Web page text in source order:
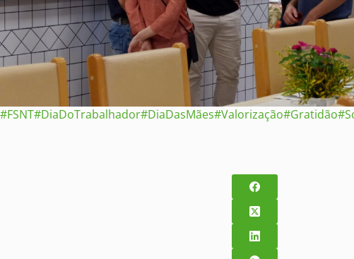
#FSNT#DiaDoTrabalhador#DiaDasMães#Valorização#Gratidão